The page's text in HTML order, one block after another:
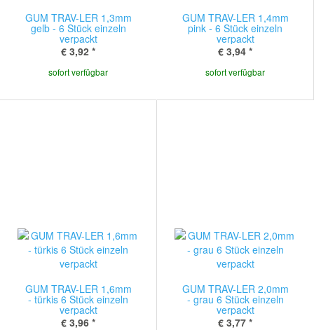
GUM TRAV-LER 1,3mm
gelb - 6 Stück einzeln
verpackt
€ 3,92 *
sofort verfügbar
GUM TRAV-LER 1,4mm
pink - 6 Stück einzeln
verpackt
€ 3,94 *
sofort verfügbar
GUM TRAV-LER 1,6mm
- türkis 6 Stück einzeln
verpackt
€ 3,96 *
GUM TRAV-LER 2,0mm
- grau 6 Stück einzeln
verpackt
€ 3,77 *